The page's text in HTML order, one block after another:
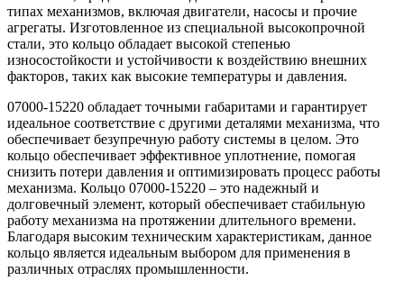
типах механизмов, включая двигатели, насосы и прочие
агрегаты. Изготовленное из специальной высокопрочной
стали, это кольцо обладает высокой степенью
износостойкости и устойчивости к воздействию внешних
факторов, таких как высокие температуры и давления.
07000-15220 обладает точными габаритами и гарантирует
идеальное соответствие с другими деталями механизма, что
обеспечивает безупречную работу системы в целом. Это
кольцо обеспечивает эффективное уплотнение, помогая
снизить потери давления и оптимизировать процесс работы
механизма. Кольцо 07000-15220 – это надежный и
долговечный элемент, который обеспечивает стабильную
работу механизма на протяжении длительного времени.
Благодаря высоким техническим характеристикам, данное
кольцо является идеальным выбором для применения в
различных отраслях промышленности.